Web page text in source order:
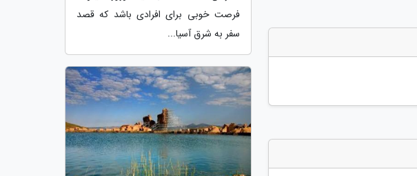
فرصت خوبی برای افرادی باشد که قصد
سفر به شرق آسیا...